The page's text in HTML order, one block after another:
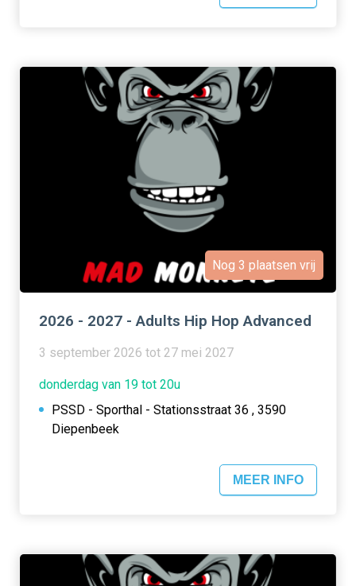
Nog 3 plaatsen vrij
2026 - 2027 - Adults Hip Hop Advanced
3 september 2026 tot 27 mei 2027
donderdag van 19 tot 20u
PSSD - Sporthal - Stationsstraat 36 , 3590
Diepenbeek
MEER INFO